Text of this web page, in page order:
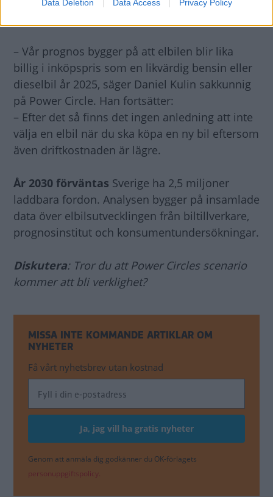
Data Deletion Data Access Privacy Policy
– Vår prognos bygger på att elbilen blir lika
billig i inköpspris som en likvärdig bensin eller
dieselbil år 2025, säger Daniel Kulin sakkunnig
på Power Circle. Han fortsätter:
– Efter det så finns det ingen anledning att inte
välja en elbil när du ska köpa en ny bil eftersom
även driftkostnaden är lägre.
År 2030 förväntas Sverige ha 2,5 miljoner
laddbara fordon. Analysen bygger på insamlade
data över elbilsutvecklingen från biltillverkare,
prognosinstitut och konsumentundersökningar.
Diskutera: Tror du att Power Circles scenario
kommer att bli verklighet?
MISSA INTE KOMMANDE ARTIKLAR OM
NYHETER
Få vårt nyhetsbrev utan kostnad
Genom att anmäla dig godkänner du OK-förlagets
personuppgiftspolicy.